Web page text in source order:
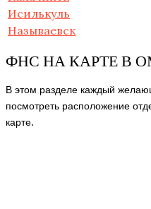
Исилькуль
Называевск
ФНС НА КАРТЕ В
В этом разделе каждый
посмотреть расположение
карте.